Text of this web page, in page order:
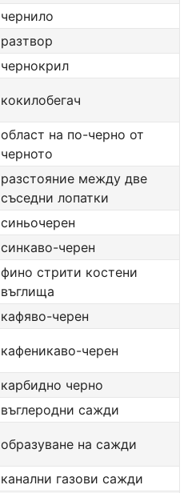
чернило
разтвор
чернокрил
кокилобегач
област на по-черно от
черното
разстояние между две
съседни лопатки
синьочерен
синкаво-черен
фино стрити костени
въглища
кафяво-черен
кафеникаво-черен
карбидно черно
въглеродни сажди
образуване на сажди
канални газови сажди